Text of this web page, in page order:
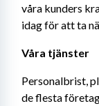
våra kunders
idag för att ta
Våra tjänster
Personalbrist,
de flesta